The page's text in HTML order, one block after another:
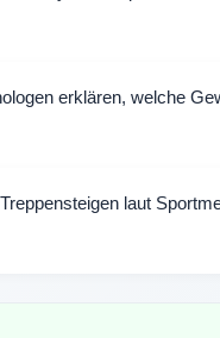
erklären, welche
laut